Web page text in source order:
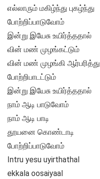
எல்லாரும் மகிழ்ந்து புகழ்ந்து
போற்றிப்பாடுவோம்
இன்று இயேசு உயிர்த்ததால்
வின் மண் முழங்கட்டும்
வின் மண் முழங்கி ஆர்பரித்து
போற்றிபாடட்டும்
இன்று இயேசு உயிர்த்ததால்
நாம் ஆடி பாடுவோம்
நாம் ஆடி பாடி
தூயனை கொண்டாடி
போற்றிப்பாடுவோம்
Intru yesu uyirthathal
ekkala oosaiyaal